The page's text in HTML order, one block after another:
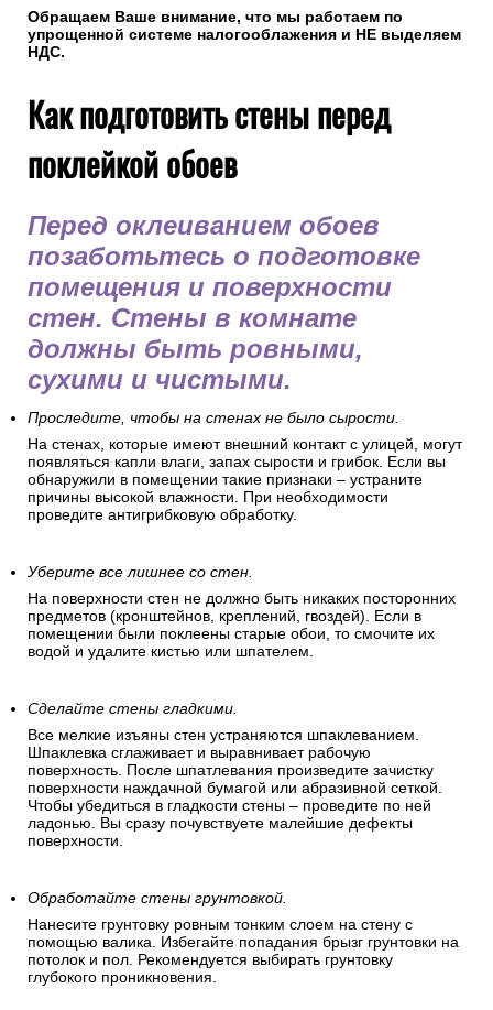
Обращаем Ваше внимание, что мы работаем по
упрощенной системе налогооблажения и НЕ выделяем
НДС.
Как подготовить стены перед
поклейкой обоев
Перед оклеиванием обоев
позаботьтесь о подготовке
помещения и поверхности
стен. Стены в комнате
должны быть ровными,
сухими и чистыми.
Проследите, чтобы на стенах не было сырости.
На стенах, которые имеют внешний контакт с улицей, могут
появляться капли влаги, запах сырости и грибок. Если вы
обнаружили в помещении такие признаки – устраните
причины высокой влажности. При необходимости
проведите антигрибковую обработку.
Уберите все лишнее со стен.
На поверхности стен не должно быть никаких посторонних
предметов (кронштейнов, креплений, гвоздей). Если в
помещении были поклеены старые обои, то смочите их
водой и удалите кистью или шпателем.
Сделайте стены гладкими.
Все мелкие изъяны стен устраняются шпаклеванием.
Шпаклевка сглаживает и выравнивает рабочую
поверхность. После шпатлевания произведите зачистку
поверхности наждачной бумагой или абразивной сеткой.
Чтобы убедиться в гладкости стены – проведите по ней
ладонью. Вы сразу почувствуете малейшие дефекты
поверхности.
Обработайте стены грунтовкой.
Нанесите грунтовку ровным тонким слоем на стену с
помощью валика. Избегайте попадания брызг грунтовки на
потолок и пол. Рекомендуется выбирать грунтовку
глубокого проникновения.